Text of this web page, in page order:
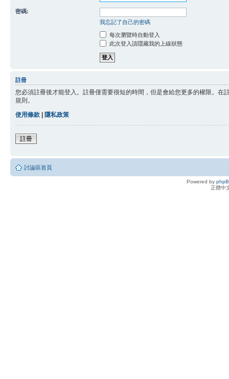
密碼:
我忘記了自己的密碼
每次瀏覽時自動登入
此次登入請隱藏我的上線狀態
註冊
您必須註冊後才能登入。註冊僅需要很短的時間，但是會給您更多的權限。
規則。
使用條款 | 隱私政策
註冊
討論區首頁
Powered by
正體中